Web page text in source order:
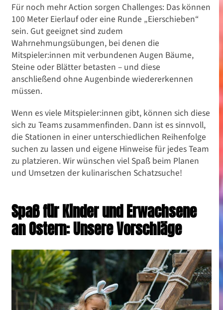
Für noch mehr Action sorgen Challenges: Das können
100 Meter Eierlauf oder eine Runde „Eierschieben“
sein. Gut geeignet sind zudem
Wahrnehmungsübungen, bei denen die
Mitspieler:innen mit verbundenen Augen Bäume,
Steine oder Blätter betasten – und diese
anschließend ohne Augenbinde wiedererkennen
müssen.
Wenn es viele Mitspieler:innen gibt, können sich diese
sich zu Teams zusammenfinden. Dann ist es sinnvoll,
die Stationen in einer unterschiedlichen Reihenfolge
suchen zu lassen und eigene Hinweise für jedes Team
zu platzieren. Wir wünschen viel Spaß beim Planen
und Umsetzen der kulinarischen Schatzsuche!
Spaß für Kinder und Erwachsene
an Ostern: Unsere Vorschläge